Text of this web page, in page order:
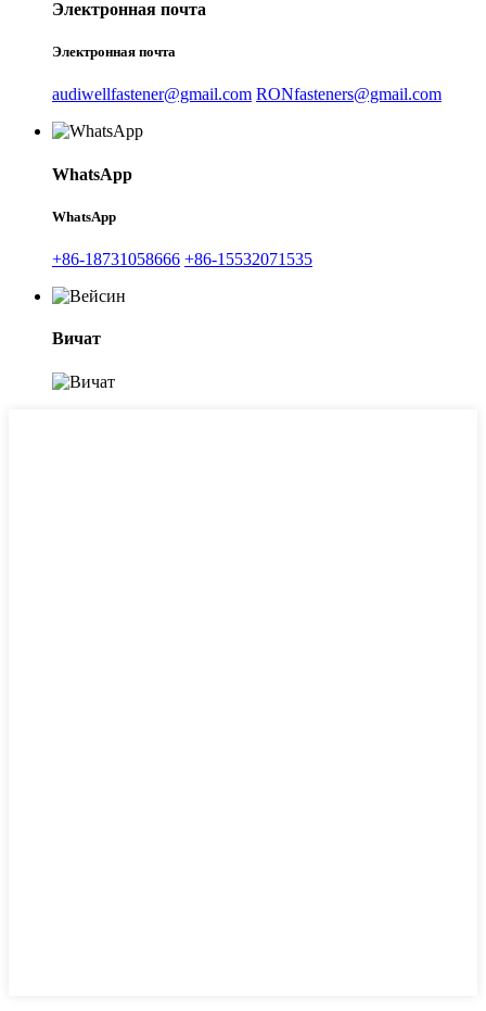
Электронная почта
Электронная почта
audiwellfastener@gmail.com RONfasteners@gmail.com
WhatsApp
WhatsApp
+86-18731058666 +86-15532071535
Вичат